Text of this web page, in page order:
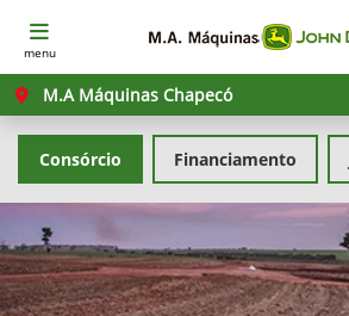
menu
M.A Máquinas Chapecó
Consórcio Financiamento